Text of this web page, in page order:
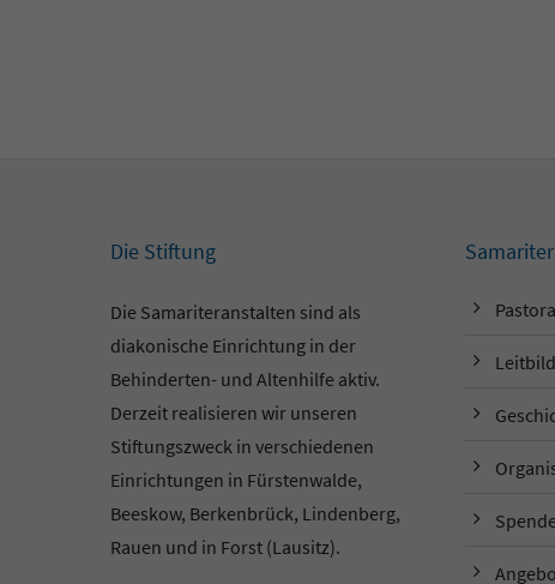
Die Stiftung
Die Samariteranstalten sind als
diakonische Einrichtung in der
Behinderten- und Altenhilfe aktiv.
Derzeit realisieren wir unseren
Stiftungszweck in verschiedenen
Einrichtungen in Fürstenwalde,
Beeskow, Berkenbrück, Lindenberg,
Rauen und in Forst (Lausitz).
Samariter
Leitbild